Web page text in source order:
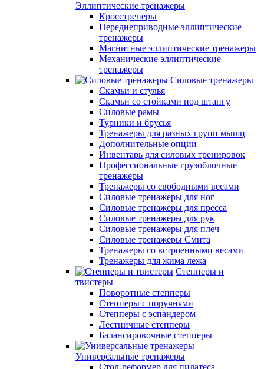
Эллиптические тренажеры
Кросстренеры
Переднеприводные эллиптические
тренажеры
Магнитные эллиптические тренажеры
Механические эллиптические
тренажеры
Силовые тренажеры
Скамьи и стулья
Скамьи со стойками под штангу
Силовые рамы
Турники и брусья
Тренажеры для разных групп мышц
Дополнительные опции
Инвентарь для силовых тренировок
Профессиональные грузоблочные
тренажеры
Тренажеры со свободными весами
Силовые тренажеры для ног
Силовые тренажеры для пресса
Силовые тренажеры для рук
Силовые тренажеры для плеч
Силовые тренажеры Смита
Тренажеры со встроенными весами
Тренажеры для жима лежа
Степперы и
твистеры
Поворотные степперы
Степперы с поручнями
Степперы с эспандером
Лестничные степперы
Балансировочные степперы
Универсальные тренажеры
Стол-реформер для пилатеса